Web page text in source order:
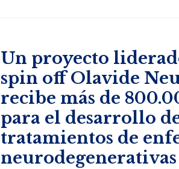
Un proyecto
spin off Olavide
recibe más de
para el desarrollo
tratamientos de
neurodegenerativas